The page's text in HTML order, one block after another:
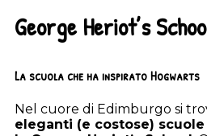
George Heriot’s
La scuola che ha inspirato Hogwarts
Nel cuore di Edimburgo si
eleganti (e costose)